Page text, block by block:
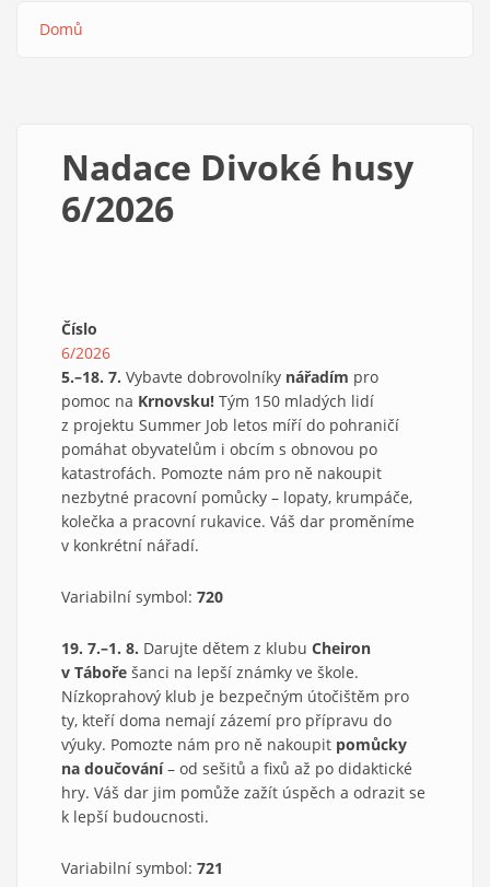
Domů
Nadace Divoké husy
6/2026
Číslo
6/2026
5.–18. 7. Vybavte dobrovolníky nářadím pro
pomoc na Krnovsku! Tým 150 mladých lidí
z projektu Summer Job letos míří do pohraničí
pomáhat obyvatelům i obcím s obnovou po
katastrofách. Pomozte nám pro ně nakoupit
nezbytné pracovní pomůcky – lopaty, krumpáče,
kolečka a pracovní rukavice. Váš dar proměníme
v konkrétní nářadí.
Variabilní symbol: 720
19. 7.–1. 8. Darujte dětem z klubu Cheiron
v Táboře šanci na lepší známky ve škole.
Nízkoprahový klub je bezpečným útočištěm pro
ty, kteří doma nemají zázemí pro přípravu do
výuky. Pomozte nám pro ně nakoupit pomůcky
na doučování– od sešitů a fixů až po didaktické
hry. Váš dar jim pomůže zažít úspěch a odrazit se
k lepší budoucnosti.
Variabilní symbol: 721